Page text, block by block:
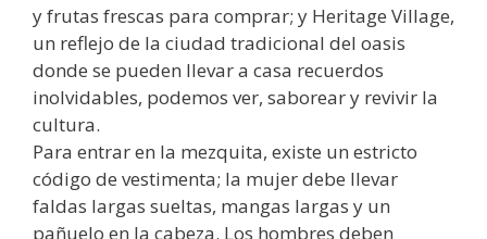
y frutas frescas para comprar; y Heritage Village,
un reflejo de la ciudad tradicional del oasis
donde se pueden llevar a casa recuerdos
inolvidables, podemos ver, saborear y revivir la
cultura.
Para entrar en la mezquita, existe un estricto
código de vestimenta; la mujer debe llevar
faldas largas sueltas, mangas largas y un
pañuelo en la cabeza. Los hombres deben